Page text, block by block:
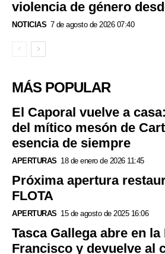
violencia de género
NOTICIAS 7 de agosto de 2026 07:40
MÁS POPULAR
El Caporal vuelve a
del mítico mesón de
esencia de siempre
APERTURAS 18 de enero de 2026 11:45
Próxima apertura
FLOTA
APERTURAS 15 de agosto de 2025 16:06
Tasca Gallega abre en la
Francisco y devuelve al